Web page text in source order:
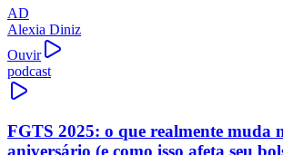
AD
Alexia Diniz
Ouvir
podcast
FGTS 2025: o que realmente muda
aniversário (e como isso afeta seu